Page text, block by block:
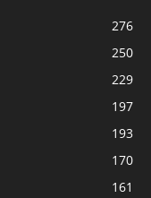
276
250
229
197
193
170
161